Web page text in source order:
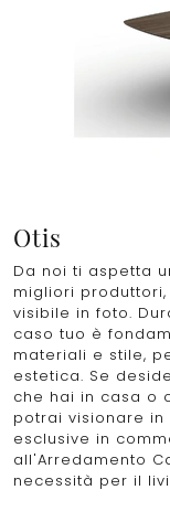
Otis
Da noi ti aspetta
migliori
visibile in foto.
caso tuo è
materiali e stile,
estetica. Se
che hai in casa o
potrai visionare
esclusive in
all'Arredamento
necessità per il